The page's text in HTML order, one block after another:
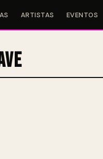
ARTISTAS EVENTOS